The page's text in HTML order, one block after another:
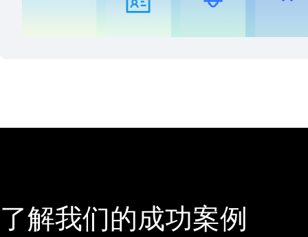
了解我们的成功案例